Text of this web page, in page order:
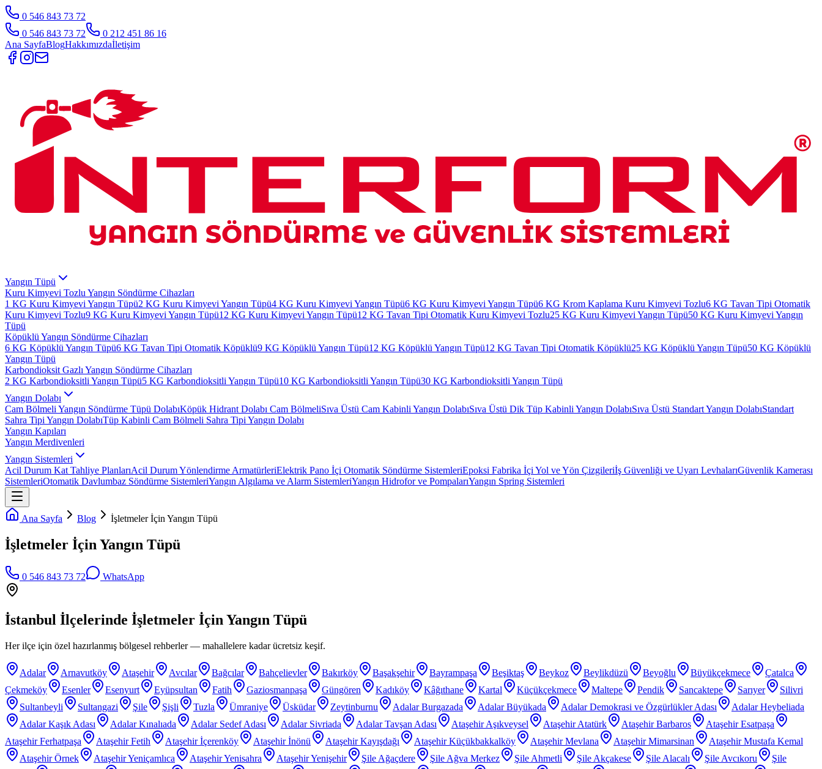
0 546 843 73 72
0 546 843 73 72
0 212 451 86 16
Ana SayfaBlogHakkımızdaİletişim
Yangın Tüpü
Kuru Kimyevi Tozlu Yangın Söndürme Cihazları
1 KG Kuru Kimyevi Yangın Tüpü2 KG Kuru Kimyevi Yangın Tüpü4 KG Kuru Kimyevi Yangın Tüpü6 KG Kuru Kimyevi Yangın Tüpü6 KG Krom Kaplama Kuru Kimyevi Tozlu6 KG Tavan Tipi Otomatik
Kuru Kimyevi Tozlu9 KG Kuru Kimyevi Yangın Tüpü12 KG Kuru Kimyevi Yangın Tüpü12 KG Tavan Tipi Otomatik Kuru Kimyevi Tozlu25 KG Kuru Kimyevi Yangın Tüpü50 KG Kuru Kimyevi Yangın
Tüpü
Köpüklü Yangın Söndürme Cihazları
6 KG Köpüklü Yangın Tüpü6 KG Tavan Tipi Otomatik Köpüklü9 KG Köpüklü Yangın Tüpü12 KG Köpüklü Yangın Tüpü12 KG Tavan Tipi Otomatik Köpüklü25 KG Köpüklü Yangın Tüpü50 KG Köpüklü
Yangın Tüpü
Karbondioksit Gazlı Yangın Söndürme Cihazları
2 KG Karbondioksitli Yangın Tüpü5 KG Karbondioksitli Yangın Tüpü10 KG Karbondioksitli Yangın Tüpü30 KG Karbondioksitli Yangın Tüpü
Yangın Dolabı
Cam Bölmeli Yangın Söndürme Tüpü DolabıKöpük Hidrant Dolabı Cam BölmeliSıva Üstü Cam Kabinli Yangın DolabıSıva Üstü Dik Tüp Kabinli Yangın DolabıSıva Üstü Standart Yangın DolabıStandart
Sahra Tipi Yangın DolabıTüp Kabinli Cam Bölmeli Sahra Tipi Yangın Dolabı
Yangın Kapıları
Yangın Merdivenleri
Yangın Sistemleri
Acil Durum Kat Tahliye PlanlarıAcil Durum Yönlendirme ArmatürleriElektrik Pano İçi Otomatik Söndürme SistemleriEpoksi Fabrika İçi Yol ve Yön Çizgileriİş Güvenliği ve Uyarı LevhalarıGüvenlik Kamerası
SistemleriOtomatik Davlumbaz Söndürme SistemleriYangın Algılama ve Alarm SistemleriYangın Hidrofor ve PompalarıYangın Spring Sistemleri
Ana Sayfa Blog İşletmeler İçin Yangın Tüpü
İşletmeler İçin Yangın Tüpü
0 546 843 73 72 WhatsApp
İstanbul İlçelerinde İşletmeler İçin Yangın Tüpü
Her ilçe için özel hazırlanmış bölgesel rehberler — mahallelere kadar ücretsiz keşif.
Adalar Arnavutköy Ataşehir Avcılar Bağcılar Bahçelievler Bakırköy Başakşehir Bayrampaşa Beşiktaş Beykoz Beylikdüzü Beyoğlu Büyükçekmece
Çatalca
Çekmeköy
Esenler Esenyurt Eyüpsultan Fatih Gaziosmanpaşa Güngören Kadıköy Kâğıthane Kartal Küçükçekmece Maltepe Pendik Sancaktepe Sarıyer
Silivri
Sultanbeyli
Sultangazi Şile Şişli Tuzla Ümraniye Üsküdar Zeytinburnu Adalar Burgazada Adalar Büyükada Adalar Demokrasi ve Özgürlükler Adası
Adalar Heybeliada
Adalar Kaşık Adası
Adalar Kınalıada Adalar Sedef Adası Adalar Sivriada Adalar Tavşan Adası Ataşehir Aşıkveysel Ataşehir Atatürk Ataşehir Barbaros
Ataşehir Esatpaşa
Ataşehir Ferhatpaşa
Ataşehir Fetih Ataşehir İçerenköy Ataşehir İnönü Ataşehir Kayışdağı Ataşehir Küçükbakkalköy Ataşehir Mevlana Ataşehir Mimarsinan
Ataşehir Mustafa Kemal
Ataşehir Örnek
Ataşehir Yeniçamlıca Ataşehir Yenisahra Ataşehir Yenişehir Şile Ağaçdere Şile Ağva Merkez Şile Ahmetli Şile Akçakese Şile Alacalı Şile Avcıkoru
Şile